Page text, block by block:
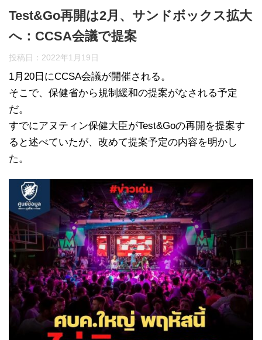
Test&Go再開は2月、サンドボックス拡大
へ：CCSA会議で提案
投稿日： 2022年1月19日
1月20日にCCSA会議が開催される。
そこで、保健省から規制緩和の提案がなされる予定
だ。
すでにアヌティン保健大臣がTest&Goの再開を提案す
ると述べていたが、改めて提案予定の内容を明かし
た。